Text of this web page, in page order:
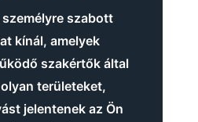
személyre szabott
kínál, amelyek
szakértők által
területeket,
jelentenek az Ön